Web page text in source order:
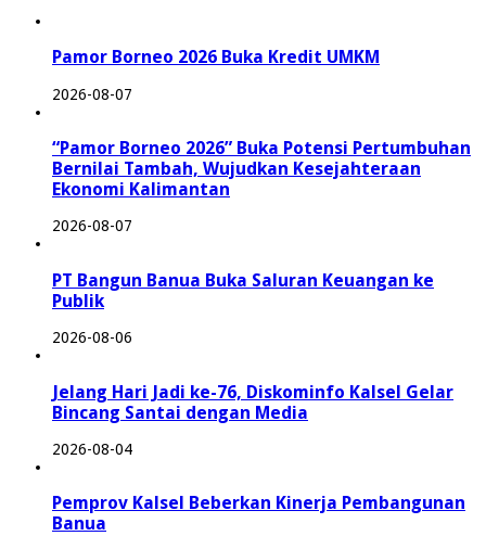
Pamor Borneo 2026 Buka Kredit UMKM
2026-08-07
“Pamor Borneo 2026” Buka Potensi Pertumbuhan
Bernilai Tambah, Wujudkan Kesejahteraan
Ekonomi Kalimantan
2026-08-07
PT Bangun Banua Buka Saluran Keuangan ke
Publik
2026-08-06
Jelang Hari Jadi ke-76, Diskominfo Kalsel Gelar
Bincang Santai dengan Media
2026-08-04
Pemprov Kalsel Beberkan Kinerja Pembangunan
Banua